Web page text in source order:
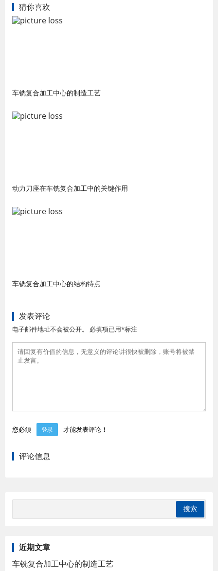
猜你喜欢
车铣复合加工中心的制造工艺
动力刀座在车铣复合加工中的关键作用
车铣复合加工中心的结构特点
发表评论
电子邮件地址不会被公开。 必填项已用*标注
您必须 登录 才能发表评论！
评论信息
近期文章
车铣复合加工中心的制造工艺